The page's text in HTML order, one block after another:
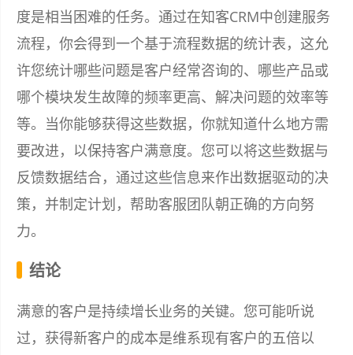
度是相当困难的任务。通过在知客CRM中创建服务
流程，你会得到一个基于流程数据的统计表，这允
许您统计哪些问题是客户经常咨询的、哪些产品或
哪个模块发生故障的频率更高、解决问题的效率等
等。当你能够获得这些数据，你就知道什么地方需
要改进，以保持客户满意度。您可以将这些数据与
反馈数据结合，通过这些信息来作出数据驱动的决
策，并制定计划，帮助客服团队朝正确的方向努
力。
结论
满意的客户是持续增长业务的关键。您可能听说
过，获得新客户的成本是维系现有客户的五倍以